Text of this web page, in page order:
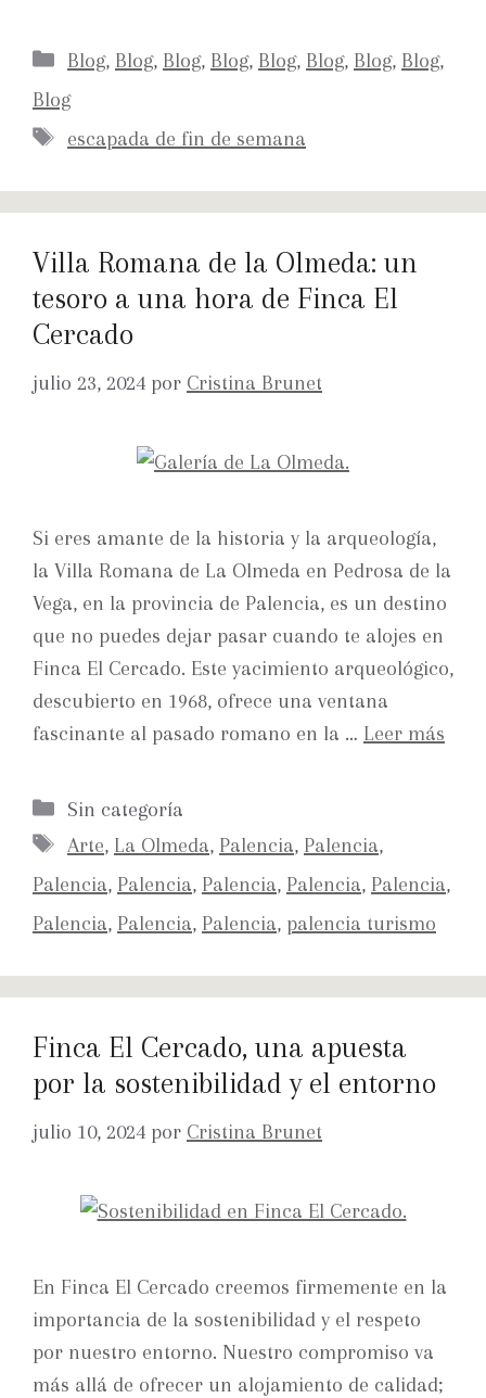
Blog, Blog, Blog, Blog, Blog, Blog, Blog, Blog,
Blog
escapada de fin de semana
Villa Romana de la Olmeda: un
tesoro a una hora de Finca El
Cercado
julio 23, 2024 por Cristina Brunet
Si eres amante de la historia y la arqueología,
la Villa Romana de La Olmeda en Pedrosa de la
Vega, en la provincia de Palencia, es un destino
que no puedes dejar pasar cuando te alojes en
Finca El Cercado. Este yacimiento arqueológico,
descubierto en 1968, ofrece una ventana
fascinante al pasado romano en la … Leer más
Sin categoría
Arte, La Olmeda, Palencia, Palencia,
Palencia, Palencia, Palencia, Palencia, Palencia,
Palencia, Palencia, Palencia, palencia turismo
Finca El Cercado, una apuesta
por la sostenibilidad y el entorno
julio 10, 2024 por Cristina Brunet
En Finca El Cercado creemos firmemente en la
importancia de la sostenibilidad y el respeto
por nuestro entorno. Nuestro compromiso va
más allá de ofrecer un alojamiento de calidad;